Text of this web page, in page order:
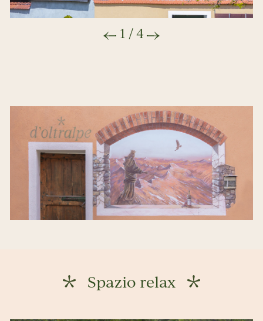
1 /4
Spazio relax